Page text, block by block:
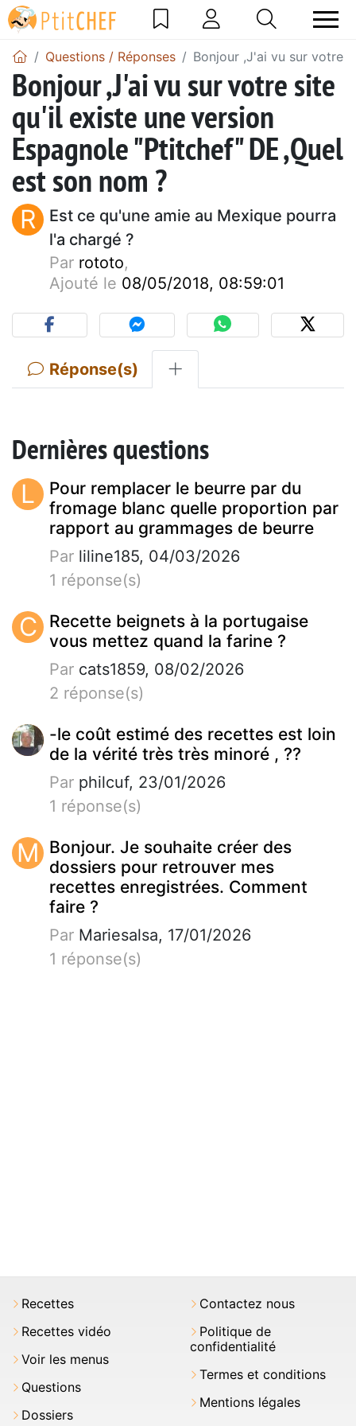
Questions / Réponses Bonjour ,J'ai vu sur votre
Bonjour ,J'ai vu sur votre site
qu'il existe une version
Espagnole "Ptitchef" DE ,Quel
est son nom ?
R
Est ce qu'une amie au Mexique pourra
l'a chargé ?
Par rototo,
Ajouté le 08/05/2018, 08:59:01
Réponse(s)
Dernières questions
L
Pour remplacer le beurre par du
fromage blanc quelle proportion par
rapport au grammages de beurre
Par liline185, 04/03/2026
1 réponse(s)
C
Recette beignets à la portugaise
vous mettez quand la farine ?
Par cats1859, 08/02/2026
2 réponse(s)
-le coût estimé des recettes est loin
de la vérité très très minoré , ??
Par philcuf, 23/01/2026
1 réponse(s)
M Bonjour. Je souhaite créer des
dossiers pour retrouver mes
recettes enregistrées. Comment
faire ?
Par Mariesalsa, 17/01/2026
1 réponse(s)
Recettes
Recettes vidéo
Voir les menus
Questions
Dossiers
Contactez nous
Politique de
confidentialité
Termes et conditions
Mentions légales